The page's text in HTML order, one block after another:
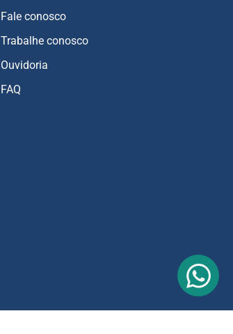
Fale conosco
Trabalhe conosco
Ouvidoria
FAQ